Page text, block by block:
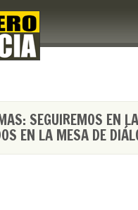
SEGUIREMOS EN
EN LA MESA DE